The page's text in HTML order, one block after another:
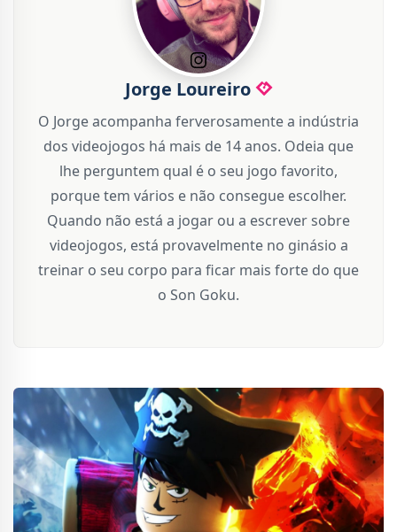
Jorge Loureiro
O Jorge acompanha ferverosamente a indústria
dos videojogos há mais de 14 anos. Odeia que
lhe perguntem qual é o seu jogo favorito,
porque tem vários e não consegue escolher.
Quando não está a jogar ou a escrever sobre
videojogos, está provavelmente no ginásio a
treinar o seu corpo para ficar mais forte do que
o Son Goku.